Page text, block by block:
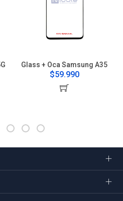
Glass + Oca Samsung A35
$59.990